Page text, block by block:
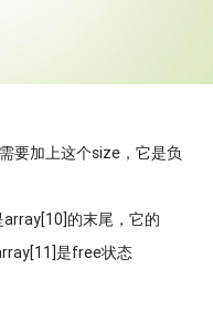
要加上这个size，它是负
的末尾，它的
是free状态